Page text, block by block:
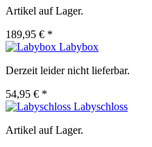
Artikel auf Lager.
189,95 € *
Labybox
Derzeit leider nicht lieferbar.
54,95 € *
Labyschloss
Artikel auf Lager.